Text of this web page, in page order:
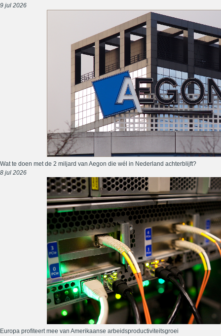
9 jul 2026
Wat te doen met de 2 miljard van Aegon die wél in Nederland achterblijft?
8 jul 2026
Europa profiteert mee van Amerikaanse arbeidsproductiviteitsgroei